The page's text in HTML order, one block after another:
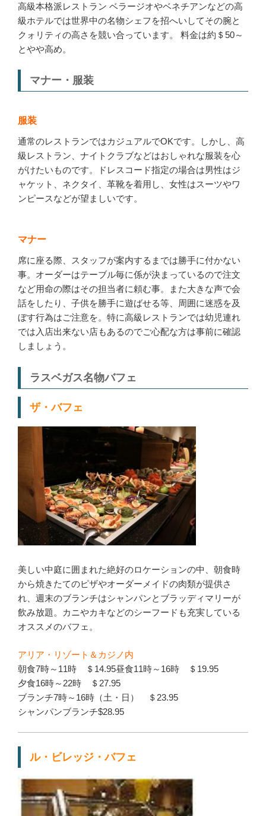
高級本格派レストラン ベラージオやベネチアンなどの高
級ホテルでは世界中の名物シェフを招へいしてその腕と
クォリティの高さを競い合っています。 料金は約＄50～
とやや高め。
マナー・服装
服装
通常のレストランではカジュアルでOKです。しかし、高
級レストラン、ナイトクラブなどはおしゃれな服装を心
がけたいものです。ドレスコード指定の場合は男性はジ
ャケット、ネクタイ、革靴を着用し、女性はスーツやワ
ンピースなどが望ましいです。
マナー
席に座る際、スタッフが案内するまでは勝手に付かない
事。オーダーはテーブル毎に係が決まっているので注文
など用命の際はその担当者に頼む事。また大きな声で会
話をしたり、子供を勝手に遊ばせる等、周囲に迷惑を及
ぼす行為はご注意を。特に高級レストランでは幼児連れ
では入店出来ない店もあるのでご心配な方は事前に確認
しましょう。
ラスベガス名物バフェ
ザ・バフェ
美しい中庭に囲まれた絶好のロケーションの中、朝食時
から焼きたてのピザやオーダーメイドの肉類が提供さ
れ、週末のブランチはシャンパンとブラッディマリーが
飲み放題。カニやカキなどのシーフードも充実している
オススメのバフェ。
アリア・リゾート＆カジノ内
朝食7時～11時 ＄14.95昼食11時～16時 ＄19.95
夕食16時～22時 ＄27.95
ブランチ7時～16時（土・日） ＄23.95
シャンパンブランチ$28.95
ル・ビレッジ・バフェ